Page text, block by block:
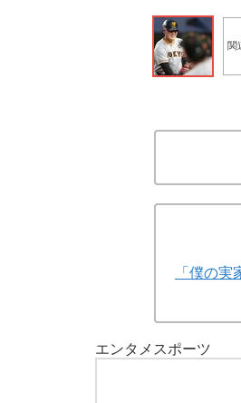
関
「僕の
エンタメ スポーツ